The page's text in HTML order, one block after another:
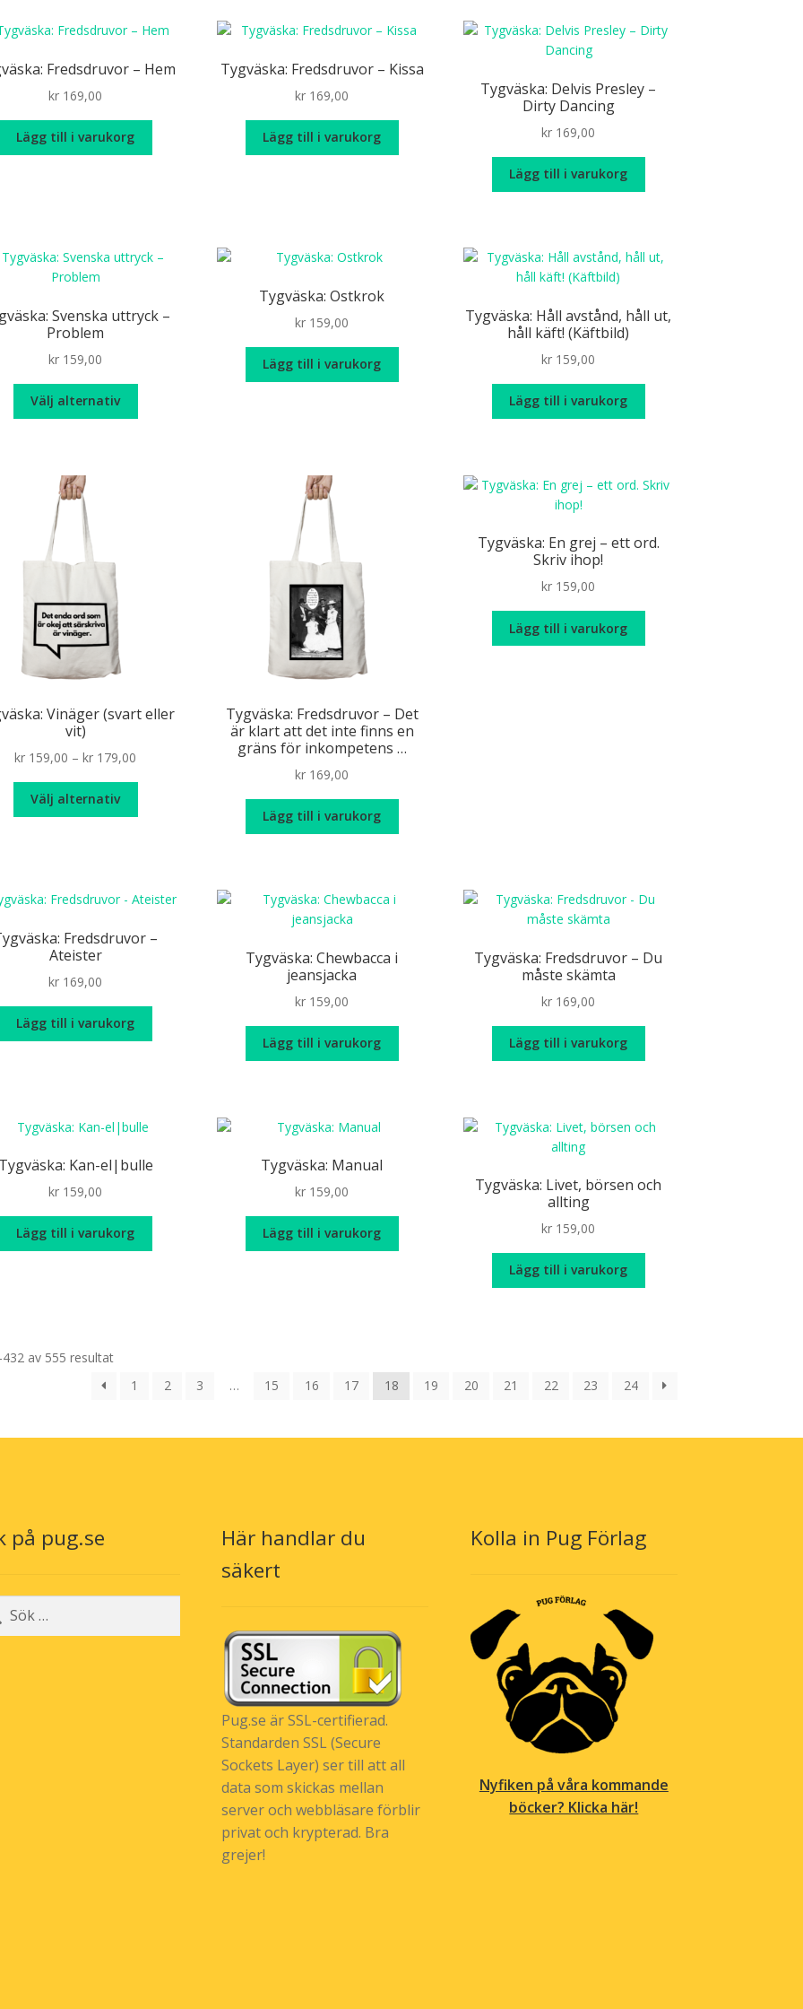
varianter.
olika
på
Fredsdruvor – Hem
kr 169,00
Lägg till i varukorg
Tygväska: Fredsdruvor – Kissa
kr 169,00
Lägg till i varukorg
Tygväska: Delvis Presley –
Dirty Dancing
kr 169,00
Lägg till i varukorg
Svenska uttryck –
Problem
kr 159,00
Välj alternativ
Tygväska: Ostkrok
kr 159,00
Lägg till i varukorg
Tygväska: Håll avstånd, håll ut,
håll käft! (Käftbild)
kr 159,00
Lägg till i varukorg
Vinäger (svart eller
vit)
kr 159,00 – kr 179,00
through
Välj alternativ
De
alternativen
på
Tygväska: Fredsdruvor – Det
är klart att det inte finns en
gräns för inkompetens …
kr 169,00
Lägg till i varukorg
Tygväska: En grej – ett ord.
Skriv ihop!
kr 159,00
Lägg till i varukorg
Fredsdruvor –
Ateister
kr 169,00
Lägg till i varukorg
Tygväska: Chewbacca i
jeansjacka
kr 159,00
Lägg till i varukorg
Tygväska: Fredsdruvor – Du
måste skämta
kr 169,00
Lägg till i varukorg
Tygväska: Kan-el|bulle
kr 159,00
Lägg till i varukorg
Tygväska: Manual
kr 159,00
Lägg till i varukorg
Tygväska: Livet, börsen och
allting
kr 159,00
Lägg till i varukorg
av 555 resultat
1
2 3 … 15 16 17 18 19 20 21 22 23 24
på pug.se
Här handlar du
säkert
Pug.se är SSL-certifierad.
Standarden SSL (Secure
Sockets Layer) ser till att all
data som skickas mellan
server och webbläsare förblir
privat och krypterad. Bra
grejer!
Kolla in Pug Förlag
Nyfiken på våra kommande
böcker? Klicka här!